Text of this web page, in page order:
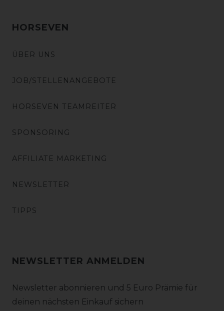
HORSEVEN
ÜBER UNS
JOB/STELLENANGEBOTE
HORSEVEN TEAMREITER
SPONSORING
AFFILIATE MARKETING
NEWSLETTER
TIPPS
NEWSLETTER ANMELDEN
Newsletter abonnieren und 5 Euro Prämie für
deinen nächsten Einkauf sichern